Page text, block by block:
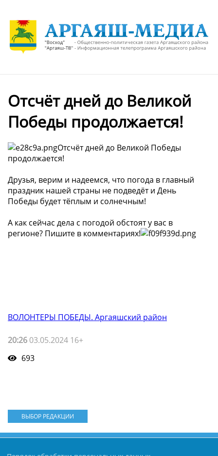
Отсчёт дней до Великой
Победы продолжается!
Отсчёт дней до Великой Победы
продолжается!
Друзья, верим и надеемся, что погода в главный
праздник нашей страны не подведёт и День
Победы будет тёплым и солнечным!
А как сейчас дела с погодой обстоят у вас в
регионе? Пишите в комментариях!
ВОЛОНТЕРЫ ПОБЕДЫ. Аргаяшский район
20:26 03.05.2024 16+
693
ВЫБОР РЕДАКЦИИ